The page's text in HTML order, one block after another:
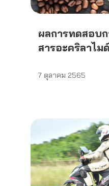
ผลการทดสอบ
สารอะคริลาไม
7 ตุลาคม 2565